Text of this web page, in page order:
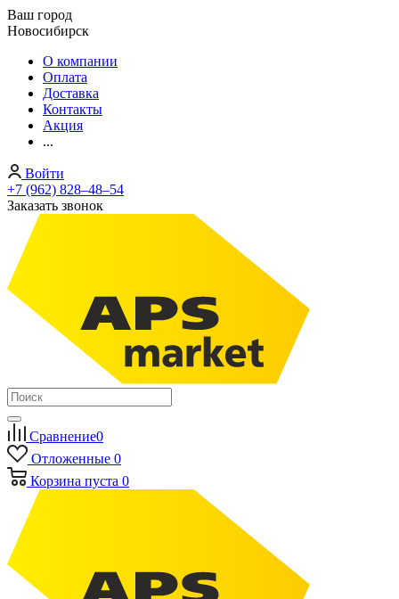
Ваш город
Новосибирск
О компании
Оплата
Доставка
Контакты
Акция
...
Войти
+7 (962) 828‒48‒54
Заказать звонок
Сравнение0
Отложенные 0
Корзина пуста 0